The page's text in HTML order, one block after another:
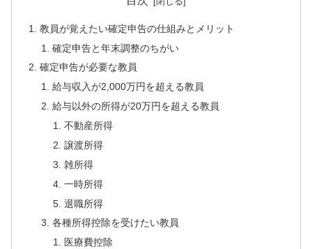
教員が覚えたい確定申告の仕組みとメリット
確定申告と年末調整のちがい
確定申告が必要な教員
給与収入が2,000万円を超える教員
給与以外の所得が20万円を超える教員
不動産所得
譲渡所得
雑所得
一時所得
退職所得
各種所得控除を受けたい教員
医療費控除